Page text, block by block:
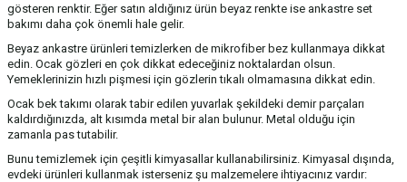
gösteren renktir. Eğer satın aldığınız ürün beyaz renkte ise ankastre set
bakımı daha çok önemli hale gelir.
Beyaz ankastre ürünleri temizlerken de mikrofiber bez kullanmaya dikkat
edin. Ocak gözleri en çok dikkat edeceğiniz noktalardan olsun.
Yemeklerinizin hızlı pişmesi için gözlerin tıkalı olmamasına dikkat edin.
Ocak bek takımı olarak tabir edilen yuvarlak şekildeki demir parçaları
kaldırdığınızda, alt kısımda metal bir alan bulunur. Metal olduğu için
zamanla pas tutabilir.
Bunu temizlemek için çeşitli kimyasallar kullanabilirsiniz. Kimyasal dışında,
evdeki ürünleri kullanmak isterseniz şu malzemelere ihtiyacınız vardır: